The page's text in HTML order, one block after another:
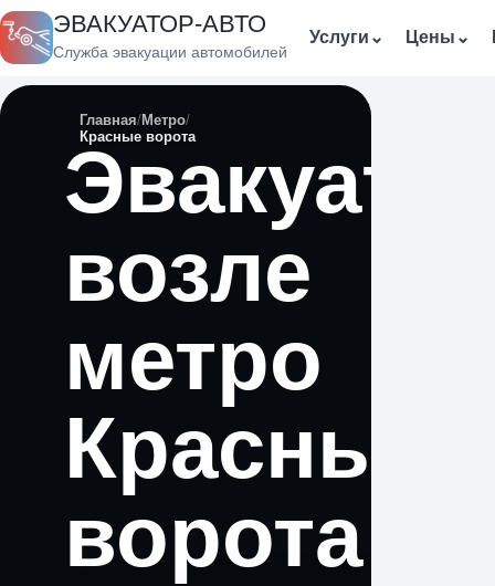
ЭВАКУАТОР-АВТО
Служба эвакуации автомобилей
Услуги ⌄ Цены ⌄
Главная Метро
Красные ворота
возле
метро
Красные
ворота